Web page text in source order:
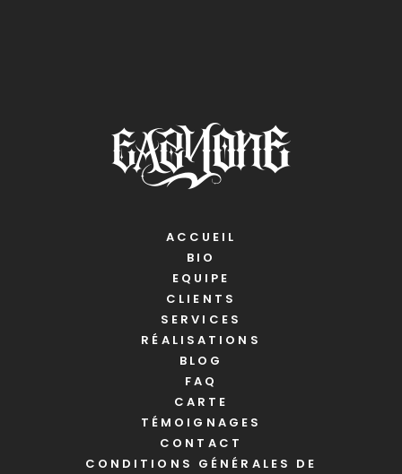
ACCUEIL
BIO
EQUIPE
CLIENTS
SERVICES
RÉALISATIONS
BLOG
FAQ
CARTE
TÉMOIGNAGES
CONTACT
CONDITIONS GÉNÉRALES DE